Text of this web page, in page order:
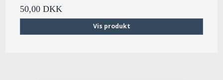
50,00 DKK
Vis produkt